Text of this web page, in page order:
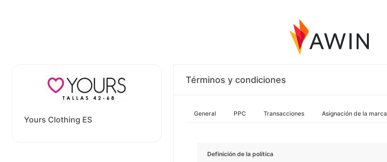
Yours Clothing ES
Términos y condiciones
General PPC Transacciones Asignación de la marca
Definición de la política